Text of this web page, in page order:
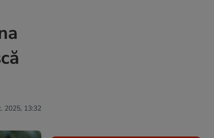
2025, 13:32